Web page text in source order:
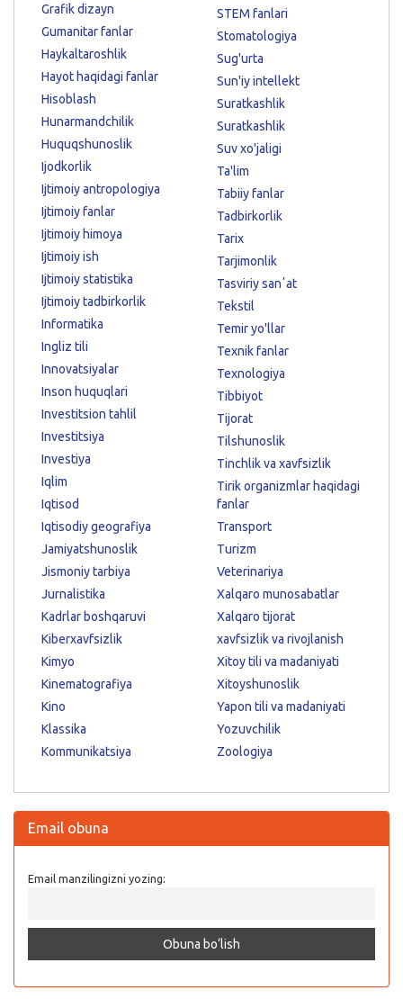
Grafik dizayn
Gumanitar fanlar
Haykaltaroshlik
Hayot haqidagi fanlar
Hisoblash
Hunarmandchilik
Huquqshunoslik
Ijodkorlik
Ijtimoiy antropologiya
Ijtimoiy fanlar
Ijtimoiy himoya
Ijtimoiy ish
Ijtimoiy statistika
Ijtimoiy tadbirkorlik
Informatika
Ingliz tili
Innovatsiyalar
Inson huquqlari
Investitsion tahlil
Investitsiya
Investiya
Iqlim
Iqtisod
Iqtisodiy geografiya
Jamiyatshunoslik
Jismoniy tarbiya
Jurnalistika
Kadrlar boshqaruvi
Kiberxavfsizlik
Kimyo
Kinematografiya
Kino
Klassika
Kommunikatsiya
STEM fanlari
Stomatologiya
Sug'urta
Sun'iy intellekt
Suratkashlik
Suratkashlik
Suv xo'jaligi
Ta'lim
Tabiiy fanlar
Tadbirkorlik
Tarix
Tarjimonlik
Tasviriy sanʼat
Tekstil
Temir yo'llar
Texnik fanlar
Texnologiya
Tibbiyot
Tijorat
Tilshunoslik
Tinchlik va xavfsizlik
Tirik organizmlar haqidagi
fanlar
Transport
Turizm
Veterinariya
Xalqaro munosabatlar
Xalqaro tijorat
xavfsizlik va rivojlanish
Xitoy tili va madaniyati
Xitoyshunoslik
Yapon tili va madaniyati
Yozuvchilik
Zoologiya
Email obuna
Email manzilingizni yozing: